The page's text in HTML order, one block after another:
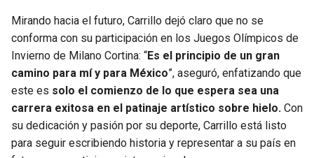
Mirando hacia el futuro, Carrillo dejó claro que no se
conforma con su participación en los Juegos Olímpicos de
Invierno de Milano Cortina: “Es el principio de un gran
camino para mí y para México”, aseguró, enfatizando que
este es solo el comienzo de lo que espera sea una
carrera exitosa en el patinaje artístico sobre hielo. Con
su dedicación y pasión por su deporte, Carrillo está listo
para seguir escribiendo historia y representar a su país en